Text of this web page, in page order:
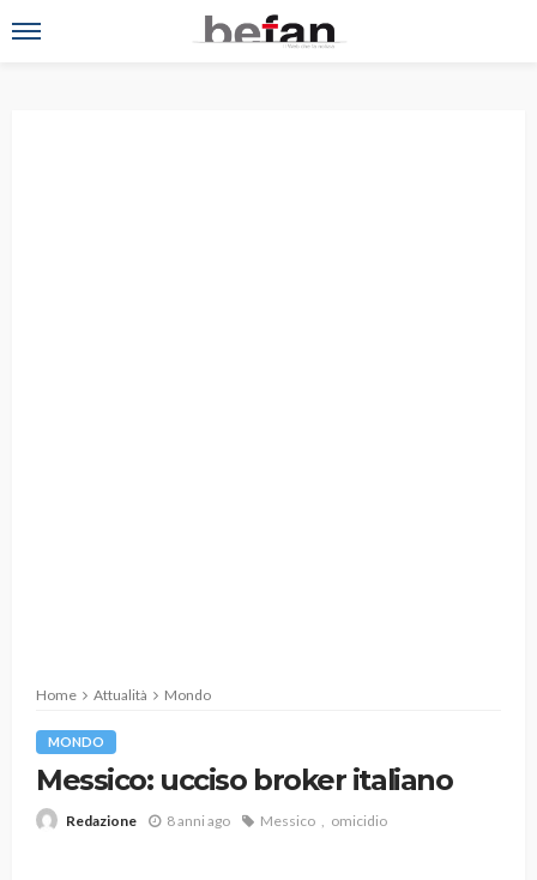
Home Attualità Mondo
MONDO
Messico: ucciso broker italiano
Redazione 8 anni ago Messico omicidio